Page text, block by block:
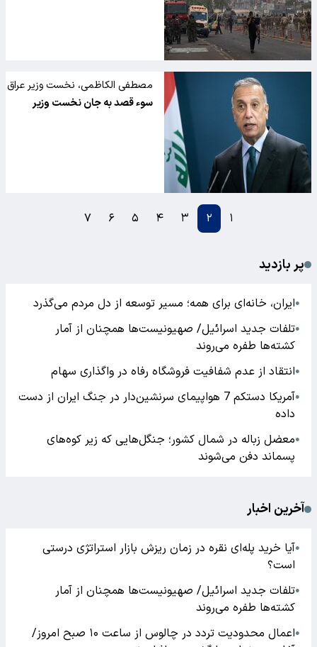
مصطفی الکاظمی، نخست وزیر عراق
از یک سوء قصد جان سالم به در برد
سوء قصد به جان نخست وزیر
۱ ۲ ۳ ۴ ۵ ۶ ۷
پر بازدید
●ایران، خانه‌ای برای همه؛ مسیر توسعه از دل مردم می‌گذرد
●تلفات جدید اسرائیل/ صهیونیست‌ها همچنان از آمار
کشته‌ها طفره می‌روند
●انتقاد از عدم شفافیت فروشگاه رفاه در واگذاری سهام
●
آمریکا دستکم 7 هواپیمای سرنشین‌دار در جنگ ایران از دست
داده
●معضل زباله در شمال کشور؛ جنگل‌هایی که زیر کوه‌های
پسماند دفن می‌شوند
آخرین اخبار
●آیا خرید پله‌ای نقره در زمان ریزش بازار استراتژی درستی
است؟
●تلفات جدید اسرائیل/ صهیونیست‌ها همچنان از آمار
کشته‌ها طفره می‌روند
●
اعمال محدودیت تردد در چالوس از ساعت ۱۰ صبح امروز/